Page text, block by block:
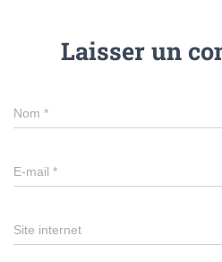
Laisser un
Nom *
E-mail *
Site internet